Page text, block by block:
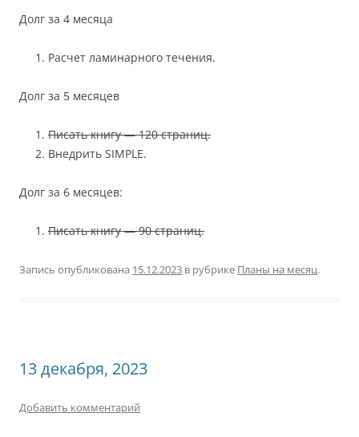
Долг за 4 месяца
Расчет ламинарного течения.
Долг за 5 месяцев
Писать книгу — 120 страниц.
Внедрить SIMPLE.
Долг за 6 месяцев:
Писать книгу — 90 страниц.
Запись опубликована 15.12.2023 в рубрике Планы на месяц.
13 декабря, 2023
Добавить комментарий